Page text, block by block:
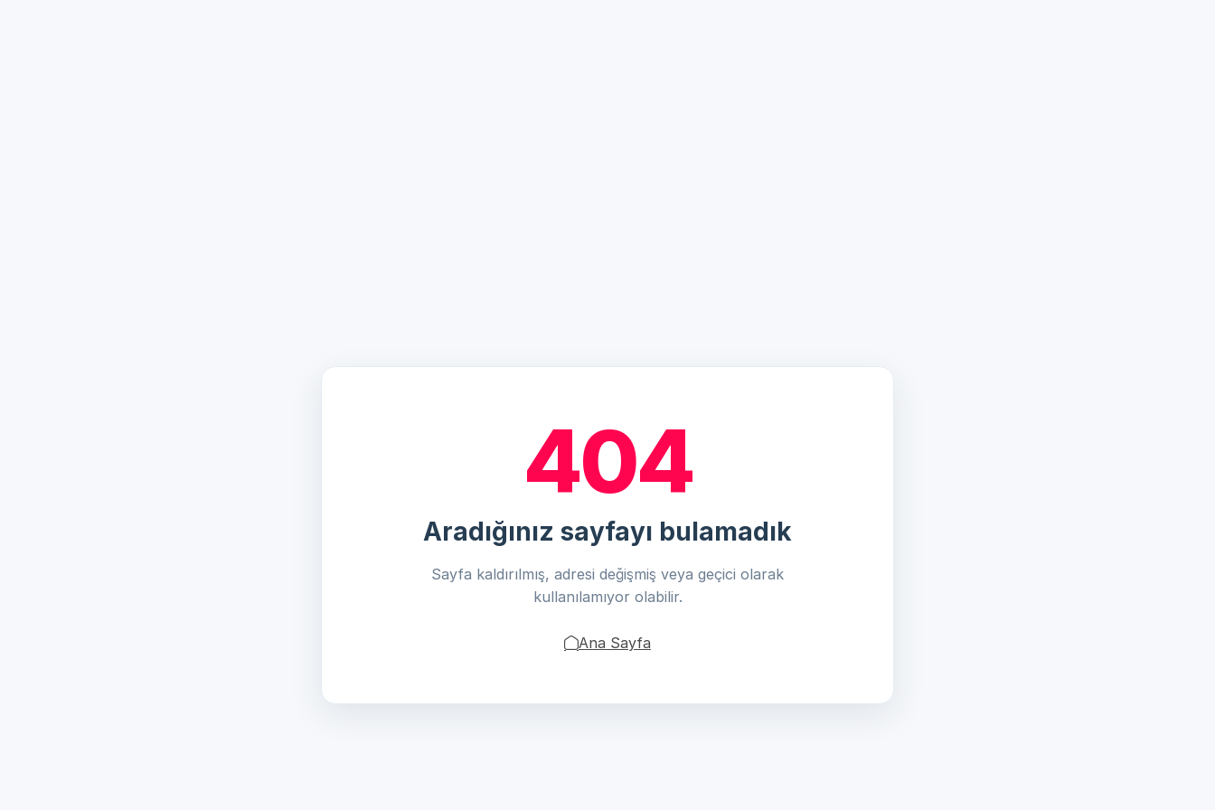
404
Aradığınız sayfayı bulamadık
Sayfa kaldırılmış, adresi değişmiş veya geçici olarak
kullanılamıyor olabilir.
Ana Sayfa